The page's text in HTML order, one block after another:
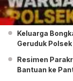
Keluarga
Geruduk
Resimen
Bantuan ke